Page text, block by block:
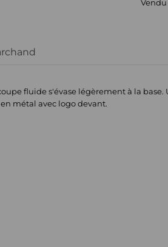
fluide s'évase légèrement à la
métal avec logo devant.